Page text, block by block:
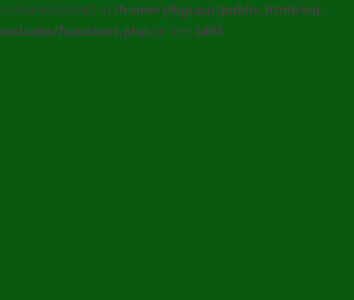
Agence
de
compression (0) in /home/ylhgcaui/public_html/wp-
includes/functions.php on line 5493